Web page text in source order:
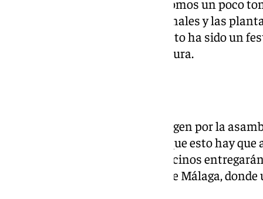
entorno porque los humanos somos un poco
biorritmos vitales, pero los animales y las
música y luces por la noche y esto ha sido un
ningún criterio razonable”, asegura.
Como movimiento vecinal, se rigen por la
miércoles y hemos hablado de que esto hay
hecho, este mismo lunes, los vecinos
recogidas en el Ayuntamiento de Málaga,